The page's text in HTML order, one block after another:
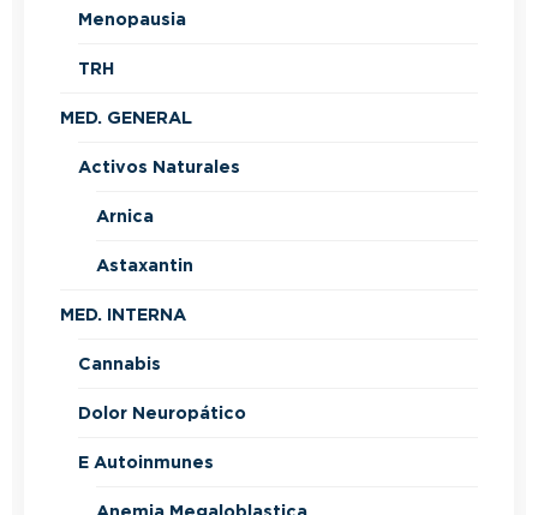
Menopausia
TRH
MED. GENERAL
Activos Naturales
Arnica
Astaxantin
MED. INTERNA
Cannabis
Dolor Neuropático
E Autoinmunes